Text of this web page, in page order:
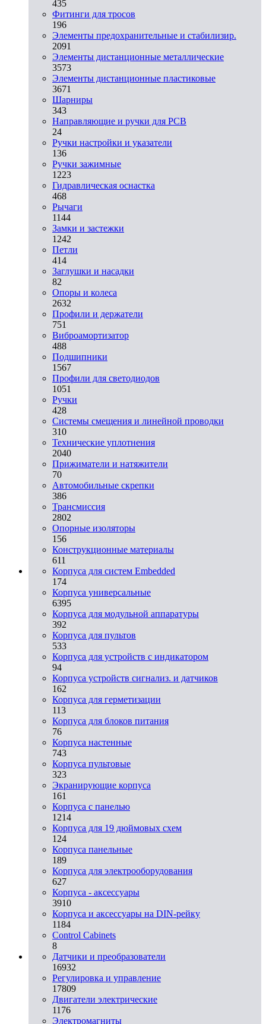
435
Фитинги для тросов
196
Элементы предохранительные и стабилизир.
2091
Элементы дистанционные металлические
3573
Элементы дистанционные пластиковые
3671
Шарниры
343
Направляющие и ручки для PCB
24
Ручки настройки и указатели
136
Ручки зажимные
1223
Гидравлическая оснастка
468
Рычаги
1144
Замки и застежки
1242
Петли
414
Заглушки и насадки
82
Опоры и колеса
2632
Профили и держатели
751
Виброамортизатор
488
Подшипники
1567
Профили для светодиодов
1051
Ручки
428
Системы смещения и линейной проводки
310
Технические уплотнения
2040
Прижиматели и натяжители
70
Автомобильные скрепки
386
Трансмиссия
2802
Опорные изоляторы
156
Конструкционные материалы
611
Корпуса для систем Embedded
174
Корпуса универсальные
6395
Корпуса для модульной аппаратуры
392
Корпуса для пультов
533
Корпуса для устройств с индикатором
94
Корпуса устройств сигнализ. и датчиков
162
Корпуса для герметизации
113
Корпуса для блоков питания
76
Корпуса настенные
743
Корпуса пультовые
323
Экранирующие корпуса
161
Корпуса с панелью
1214
Корпуса для 19 дюймовых схем
124
Корпуса панельные
189
Корпуса для электрооборудования
627
Корпуса - аксессуары
3910
Корпуса и аксессуары на DIN-рейку
1184
Control Cabinets
8
Датчики и преобразователи
16932
Регулировка и управление
17809
Двигатели электрические
1176
Электромагниты